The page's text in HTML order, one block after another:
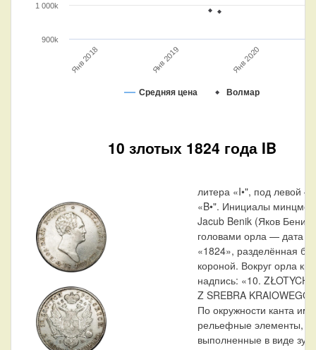
Средняя цена Волмар
Янв 2018 Янв 2019 Янв 2020
900k
1 000k
10 злотых 1824 года IB
литера «I•", под левой —
«B•". Инициалы
Jacub Benik (Яков
головами орла — дата
«1824», разделённая
короной. Вокруг орла
надпись: «10. ZŁOTYCH
Z SREBRA
По окружности канта
рельефные элементы,
выполненные в виде